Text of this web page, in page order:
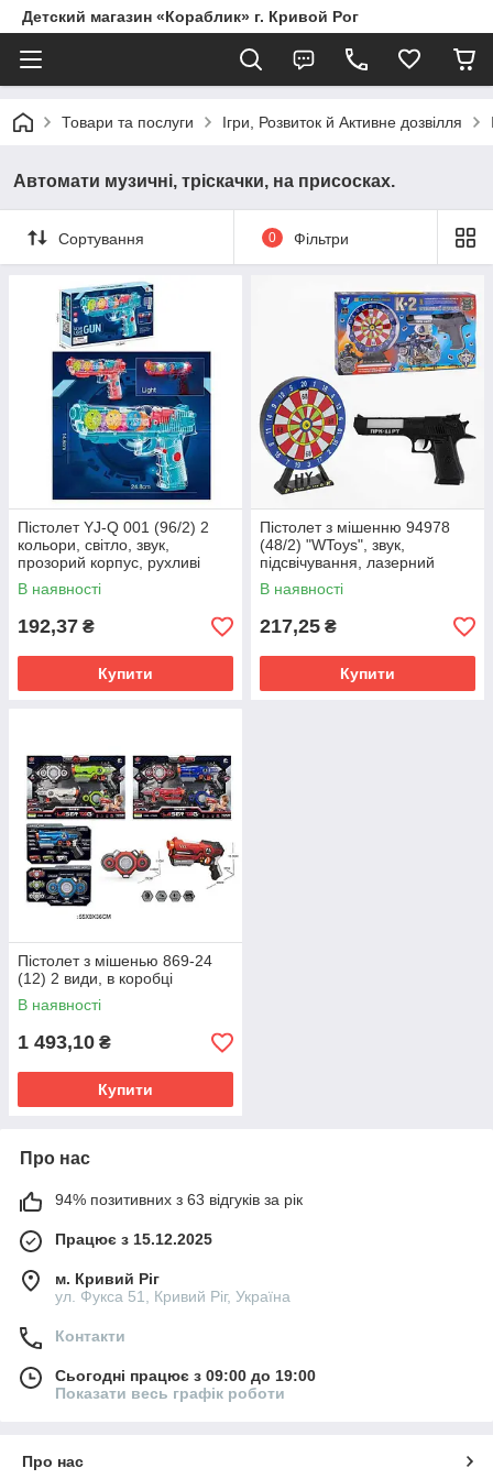
Детский магазин «Кораблик» г. Кривой Рог
Товари та послуги Ігри, Розвиток й Активне дозвілля
Автомати музичні, тріскачки, на присосках.
Сортування 0 Фільтри
Пістолет YJ-Q 001 (96/2) 2
кольори, світло, звук,
прозорий корпус, рухливі
шестерні, на батарейках, в
коробці
В наявності
192,37 ₴
Купити
Пістолет з мішенню 94978
(48/2) "WToys", звук,
підсвічування, лазерний
приціл, мішень на
батарейках, в коробці
В наявності
217,25 ₴
Купити
Пістолет з мішенью 869-24
(12) 2 види, в коробці
В наявності
1 493,10 ₴
Купити
Про нас
94% позитивних з 63 відгуків за рік
Працює з 15.12.2025
м. Кривий Ріг
ул. Фукса 51, Кривий Ріг, Україна
Контакти
Сьогодні працює з 09:00 до 19:00
Показати весь графік роботи
Про нас